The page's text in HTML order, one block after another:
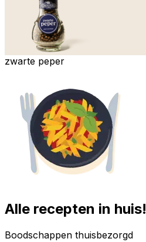
zwarte peper
Alle recepten in huis!
Boodschappen thuisbezorgd